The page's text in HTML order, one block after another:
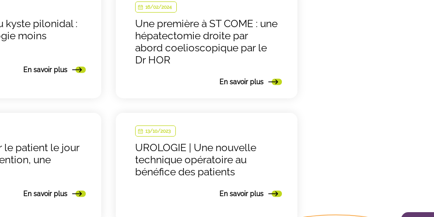
kyste pilonidal :
moins
En savoir plus
16/02/2024
Une première à ST COME : une
hépatectomie droite par
abord coelioscopique par le
Dr HOR
En savoir plus
le patient le jour
une
En savoir plus
13/10/2023
UROLOGIE | Une nouvelle
technique opératoire au
bénéfice des patients
En savoir plus